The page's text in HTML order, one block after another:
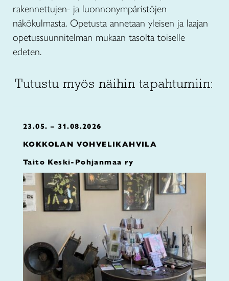
rakennettujen- ja luonnonympäristöjen
näkökulmasta. Opetusta annetaan yleisen ja laajan
opetussuunnitelman mukaan tasolta toiselle
edeten.
Tutustu myös näihin tapahtumiin:
23.05. – 31.08.2026
KOKKOLAN VOHVELIKAHVILA
Taito Keski-Pohjanmaa ry